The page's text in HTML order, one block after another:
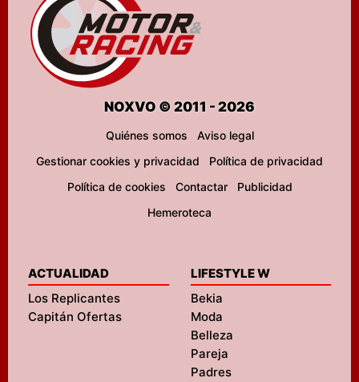
NOXVO © 2011 - 2026
Quiénes somos
Aviso legal
Gestionar cookies y privacidad
Política de privacidad
Política de cookies
Contactar
Publicidad
Hemeroteca
ACTUALIDAD
Los Replicantes
Capitán Ofertas
LIFESTYLE W
Bekia
Moda
Belleza
Pareja
Padres